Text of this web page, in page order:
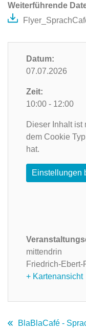
Weiterführende
Datum:
07.07.2026
Zeit:
10:00 - 12:00
Dieser Inhalt ist
dem Cookie Typ
hat.
Einstellungen
mittendrin
Friedrich-Ebert-
+ Kartenansicht
BlaBlaCafé -